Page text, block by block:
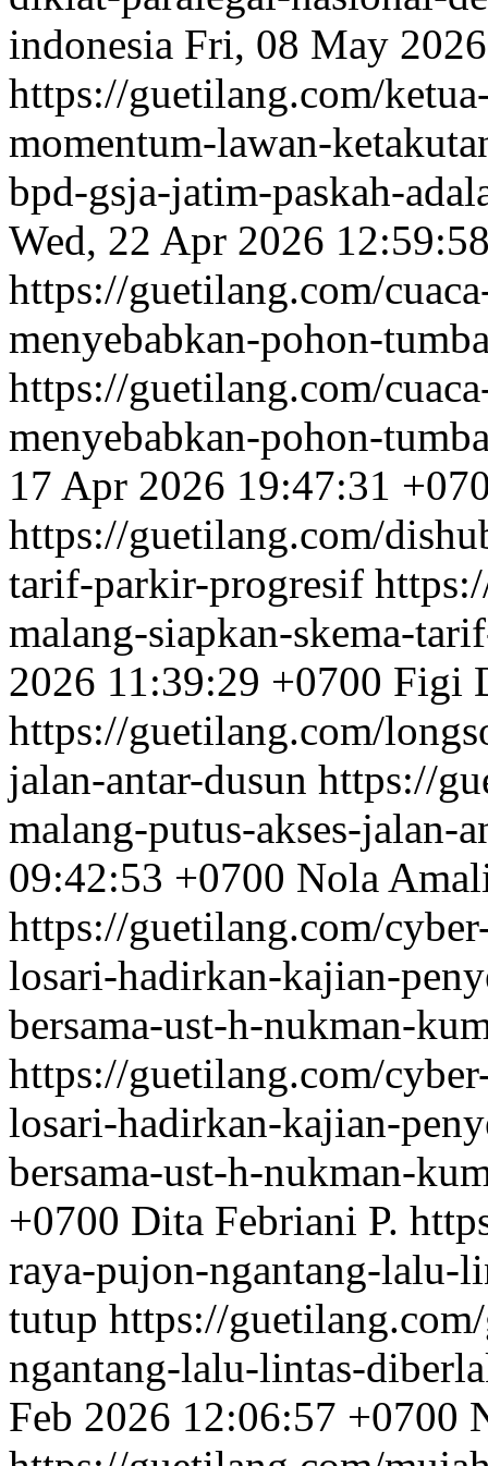
indonesia Fri, 08 May
https://guetilang.com/
momentum-lawan-
bpd-gsja-jatim-paskah-
Wed, 22 Apr 2026
https://guetilang.com/
menyebabkan-pohon-
https://guetilang.com/
menyebabkan-pohon-
17 Apr 2026 19:47:31
https://guetilang.com/
tarif-parkir-progresif
malang-siapkan-skema-
2026 11:39:29 +0700 Figi
https://guetilang.com/
jalan-antar-dusun https://
malang-putus-akses-jalan-
09:42:53 +0700 Nola
https://guetilang.com/
losari-hadirkan-kajian-
bersama-ust-h-nukman-
https://guetilang.com/
losari-hadirkan-kajian-
bersama-ust-h-nukman-
+0700 Dita Febriani P.
raya-pujon-ngantang-lalu-
tutup https://
ngantang-lalu-lintas-
Feb 2026 12:06:57 +0700